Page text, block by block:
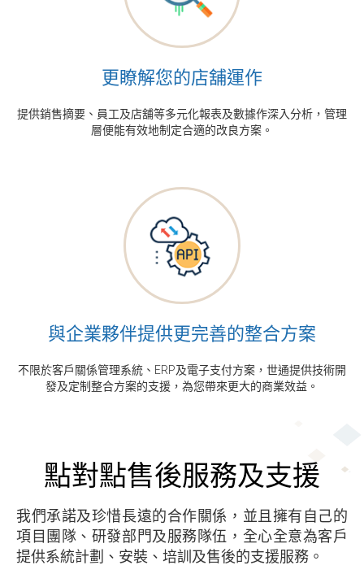
更瞭解您的店舖運作
提供銷售摘要、員工及店舖等多元化報表及數據作深入分析，管理
層便能有效地制定合適的改良方案。
與企業夥伴提供更完善的整合方案
不限於客戶關係管理系統、ERP及電子支付方案，世通提供技術開
發及定制整合方案的支援，為您帶來更大的商業效益。
點對點售後服務及支援
我們承諾及珍惜長遠的合作關係，並且擁有自己的
項目團隊、研發部門及服務隊伍，全心全意為客戶
提供系統計劃、安裝、培訓及售後的支援服務。